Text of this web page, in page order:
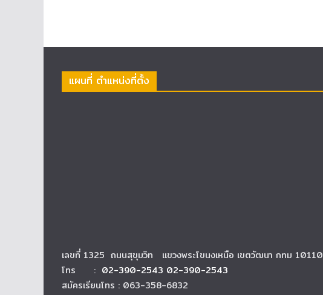
แผนที่ ตำแหน่งที่ตั้ง
เลขที่ 1325 ถนนสุขุมวิท แขวงพระโขนงเหนือ เขตวัฒนา กทม 10110
โทร : 02-390-2543 02-390-2543
สมัครเรียนโทร : 063-358-6832